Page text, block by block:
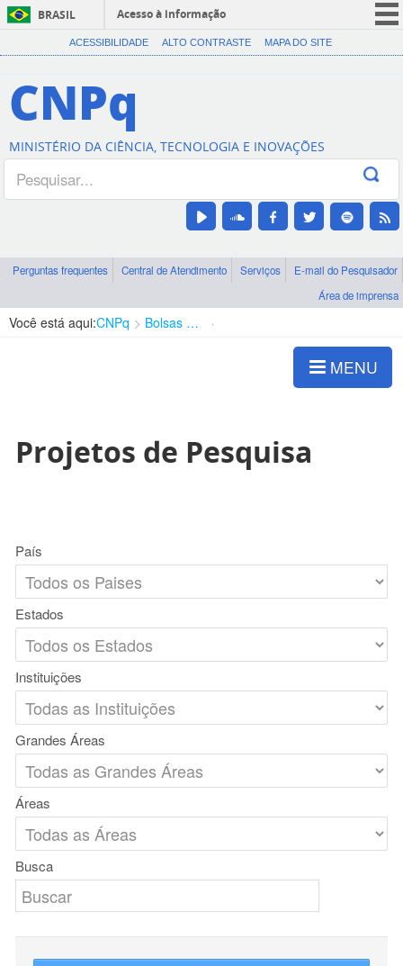
BRASIL
Acesso à informação
CORONAVÍRUS (COVID-19)
Canais
ACESSIBILIDADE ALTO CONTRASTE MAPA DO SITE
CNPq
MINISTÉRIO DA CIÊNCIA, TECNOLOGIA E INOVAÇÕES
Perguntas frequentes Central de Atendimento Serviços
E-mail do Pesquisador
Área de imprensa
Você está aqui:CNPq Bolsas e Auxílios Vigentes
MENU
Projetos de Pesquisa
País
Estados
Instituições
Grandes Áreas
Áreas
Busca